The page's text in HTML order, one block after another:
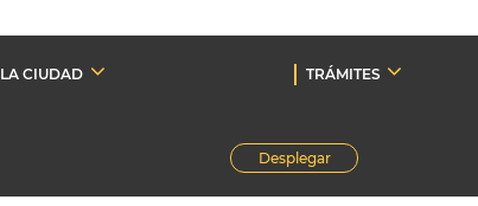
LA CIUDAD TRÁMITES
Desplegar